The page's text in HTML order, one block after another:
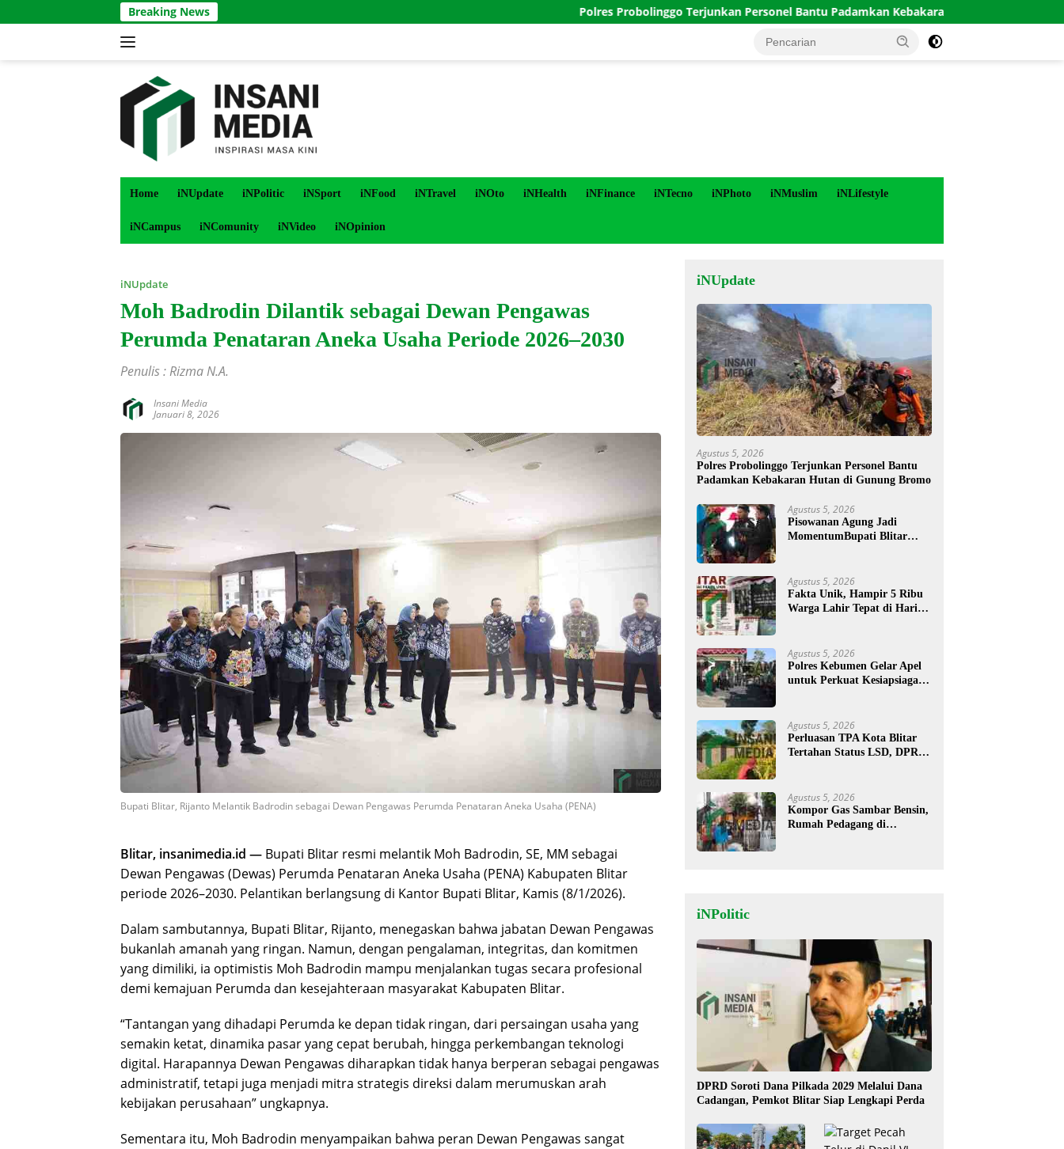
ke
Breaking News Polres Probolinggo Terjunkan Personel Bantu Padamkan Kebakaran Hutan di Gunung Bromo
Home iNUpdate iNPolitic iNSport iNFood iNTravel iNOto iNHealth iNFinance iNTecno iNPhoto iNMuslim iNLifestyle
iNCampus iNComunity iNVideo iNOpinion
iNUpdate
Moh Badrodin Dilantik sebagai Dewan Pengawas
Perumda Penataran Aneka Usaha Periode 2026–2030
Penulis : Rizma N.A.
Insani Media
Januari 8, 2026
Bupati Blitar, Rijanto Melantik Badrodin sebagai Dewan Pengawas Perumda Penataran Aneka Usaha (PENA)
Blitar, insanimedia.id — Bupati Blitar resmi melantik Moh Badrodin, SE, MM sebagai
Dewan Pengawas (Dewas) Perumda Penataran Aneka Usaha (PENA) Kabupaten Blitar
periode 2026–2030. Pelantikan berlangsung di Kantor Bupati Blitar, Kamis (8/1/2026).
Dalam sambutannya, Bupati Blitar, Rijanto, menegaskan bahwa jabatan Dewan Pengawas
bukanlah amanah yang ringan. Namun, dengan pengalaman, integritas, dan komitmen
yang dimiliki, ia optimistis Moh Badrodin mampu menjalankan tugas secara profesional
demi kemajuan Perumda dan kesejahteraan masyarakat Kabupaten Blitar.
“Tantangan yang dihadapi Perumda ke depan tidak ringan, dari persaingan usaha yang
semakin ketat, dinamika pasar yang cepat berubah, hingga perkembangan teknologi
digital. Harapannya Dewan Pengawas diharapkan tidak hanya berperan sebagai pengawas
administratif, tetapi juga menjadi mitra strategis direksi dalam merumuskan arah
kebijakan perusahaan” ungkapnya.
Sementara itu, Moh Badrodin menyampaikan bahwa peran Dewan Pengawas sangat
iNUpdate
Agustus 5, 2026
Polres Probolinggo Terjunkan Personel Bantu
Padamkan Kebakaran Hutan di Gunung Bromo
Agustus 5, 2026
Pisowanan Agung Jadi
MomentumBupati Blitar
Kesejahteraan Warga
Agustus 5, 2026
Fakta Unik, Hampir 5 Ribu
Warga Lahir Tepat di Hari
Agustus 5, 2026
Polres Kebumen Gelar Apel
untuk Perkuat Kesiapsiagaan
Agustus 5, 2026
Perluasan TPA Kota Blitar
Tertahan Status LSD, DPRD
Agustus 5, 2026
Kompor Gas Sambar Bensin,
Rumah Pedagang di
iNPolitic
DPRD Soroti Dana Pilkada 2029 Melalui Dana
Cadangan, Pemkot Blitar Siap Lengkapi Perda